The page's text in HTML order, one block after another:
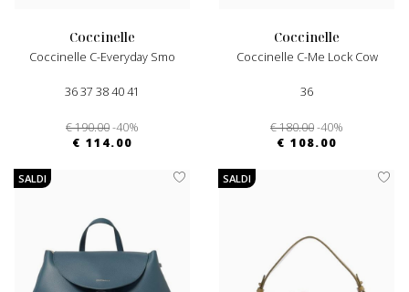
coccinelle
Coccinelle C-Everyday Smo
36 37 38 40 41
€ 190.00-40%
€ 114.00
coccinelle
Coccinelle C-Me Lock Cow
36
€ 180.00-40%
€ 108.00
SALDI SALDI